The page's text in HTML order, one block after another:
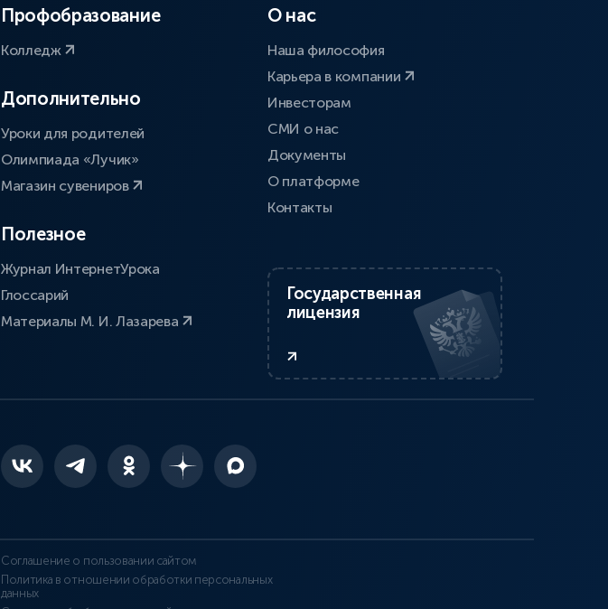
Профобразование
Колледж
Дополнительно
Уроки для родителей
Олимпиада «Лучик»
Магазин сувениров
Полезное
Журнал ИнтернетУрока
Глоссарий
Материалы М. И. Лазарева
О нас
Наша философия
Карьера в компании
Инвесторам
СМИ о нас
Документы
О платформе
Контакты
Государственная
лицензия
Соглашение о пользовании сайтом
Политика в отношении обработки персональных
данных